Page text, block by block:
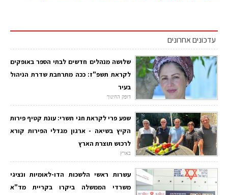
עדכונים אחרונים
שלושה מנהלים חדשים לבתי הספר באופקים
לקראת תשפ"ז: ככה מתרחבת שדרת הניהול
בעיר
דופק החינוך
שפע פרי לקראת חגי תשרי: עונת קטיף פירות
הקיץ בשיאה - ארגון מגדלי הפירות קורא
לרכוש תוצרת הארץ
בארץ
עשרות ראשי הלשכות הדו-לאומיות ונציגי
משרדי הממשלה ביקרו בקריית מד"א